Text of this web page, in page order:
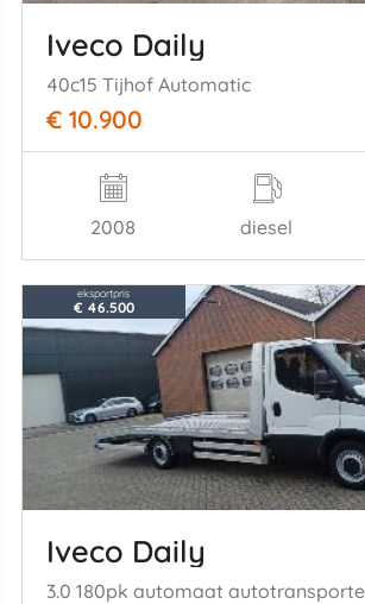
Iveco Daily
40c15 Tijhof Automatic
€ 10.900
2008 diesel
eksportpris
€ 46.500
Iveco Daily
3.0 180pk automaat